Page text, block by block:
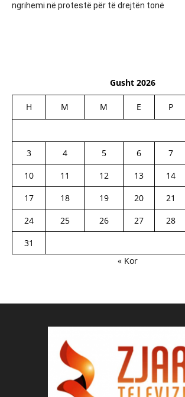
ngrihemi në protestë për të drejtën tonë
Gusht 2026
H M M E P
3
4 5 6 7
10
11 12 13 14
17
18 19 20 21
24
25 26 27 28
31
« Kor